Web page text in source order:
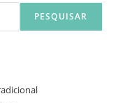
PESQUISAR